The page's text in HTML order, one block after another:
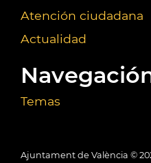
Atención ciudadana
Actualidad
Temas
Ajuntament de València ©